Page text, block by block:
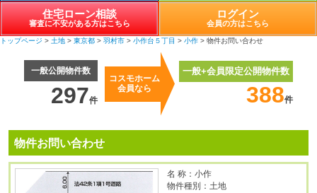
住宅ローン相談
審査に不安がある方はこちら
ログイン
会員の方はこちら
トップページ > 土地 > 東京都 > 羽村市 > 小作台５丁目 > 小作 > 物件お問い合わせ
一般公開物件数
297件
コスモホーム
会員なら
一般+会員限定公開物件数
388件
物件お問い合わせ
名 称：小作
物件種別：土地